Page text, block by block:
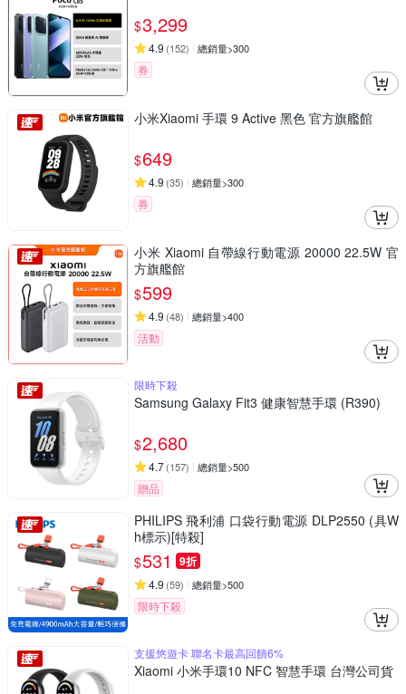
$3,299
4.9 (152) 總銷量>300
券
小米Xiaomi 手環 9 Active 黑色 官方旗艦館
$649
4.9 (35) 總銷量>300
券
小米 Xiaomi 自帶線行動電源 20000 22.5W 官
方旗艦館
$599
4.9 (48) 總銷量>400
活動
限時下殺
Samsung Galaxy Fit3 健康智慧手環 (R390)
$2,680
4.7(157) 總銷量>500
贈品
PHILIPS 飛利浦 口袋行動電源 DLP2550 (具W
h標示)[特殺]
$531 9折
4.9 (59) 總銷量>500
限時下殺
支援悠遊卡 聯名卡最高回饋6%
Xiaomi 小米手環10 NFC 智慧手環 台灣公司貨